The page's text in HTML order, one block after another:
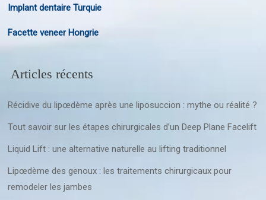
Implant dentaire Turquie
Facette veneer Hongrie
Articles récents
Récidive du lipœdème après une liposuccion : mythe ou réalité ?
Tout savoir sur les étapes chirurgicales d’un Deep Plane Facelift
Liquid Lift : une alternative naturelle au lifting traditionnel
Lipœdème des genoux : les traitements chirurgicaux pour
remodeler les jambes